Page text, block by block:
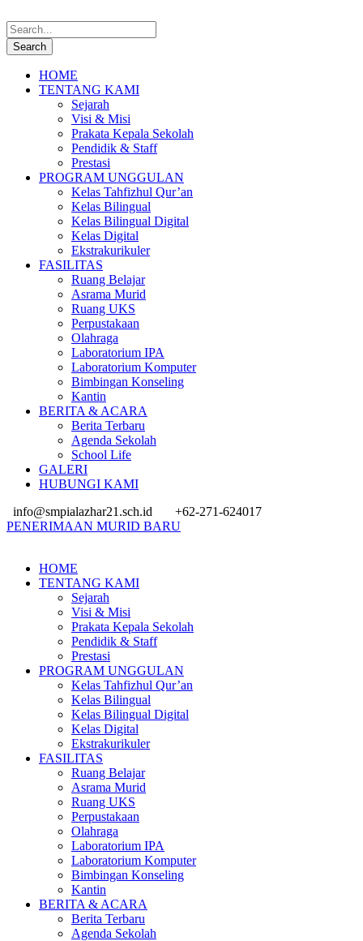
HOME
TENTANG KAMI
Sejarah
Visi & Misi
Prakata Kepala Sekolah
Pendidik & Staff
Prestasi
PROGRAM UNGGULAN
Kelas Tahfizhul Qur’an
Kelas Bilingual
Kelas Bilingual Digital
Kelas Digital
Ekstrakurikuler
FASILITAS
Ruang Belajar
Asrama Murid
Ruang UKS
Perpustakaan
Olahraga
Laboratorium IPA
Laboratorium Komputer
Bimbingan Konseling
Kantin
BERITA & ACARA
Berita Terbaru
Agenda Sekolah
School Life
GALERI
HUBUNGI KAMI
info@smpialazhar21.sch.id
+62-271-624017
PENERIMAAN MURID BARU
HOME
TENTANG KAMI
Sejarah
Visi & Misi
Prakata Kepala Sekolah
Pendidik & Staff
Prestasi
PROGRAM UNGGULAN
Kelas Tahfizhul Qur’an
Kelas Bilingual
Kelas Bilingual Digital
Kelas Digital
Ekstrakurikuler
FASILITAS
Ruang Belajar
Asrama Murid
Ruang UKS
Perpustakaan
Olahraga
Laboratorium IPA
Laboratorium Komputer
Bimbingan Konseling
Kantin
BERITA & ACARA
Berita Terbaru
Agenda Sekolah